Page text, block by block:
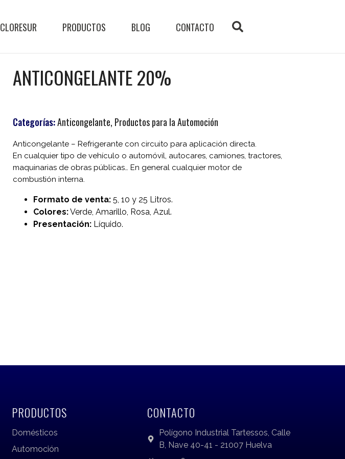
CLORESUR PRODUCTOS BLOG CONTACTO
ANTICONGELANTE 20%
Categorías:Anticongelante, Productos para la Automoción
Anticongelante – Refrigerante con circuito para aplicación directa.
En cualquier tipo de vehículo o automóvil, autocares, camiones, tractores,
maquinarias de obras públicas… En general cualquier motor de
combustión interna.
Formato de venta: 5, 10 y 25 Litros.
Colores:Verde, Amarillo, Rosa, Azul.
Presentación: Líquido.
PRODUCTOS
Domésticos
Automoción
CONTACTO
Polígono Industrial Tartessos, Calle
B, Nave 40-41 - 21007 Huelva